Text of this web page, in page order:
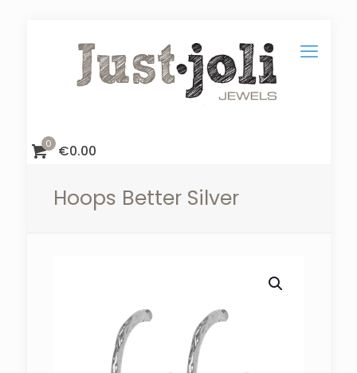
0 €0.00
Hoops Better Silver